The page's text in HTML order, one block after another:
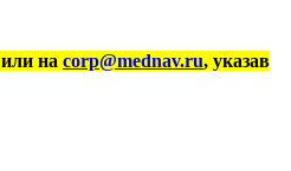
или на corp@mednav.ru, указав